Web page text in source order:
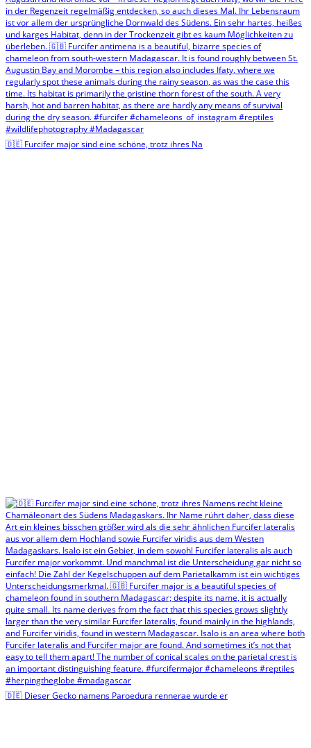
🇩🇪 Furcifer major sind eine schöne, trotz ihres Na
🇩🇪 Dieser Gecko namens Paroedura rennerae wurde er